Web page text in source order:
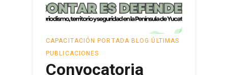
CAPACITACIÓN PORTADA BLOG ÚLTIMAS
PUBLICACIONES
Convocatoria